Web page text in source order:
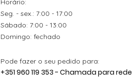
Horário:
Seg. - sex.: 7:00 - 17:00
​​Sábado: 7:00 - 13:00
​Domingo: fechado
Pode fazer o seu pedido para:
+351 960 119 353 - Chamada para rede